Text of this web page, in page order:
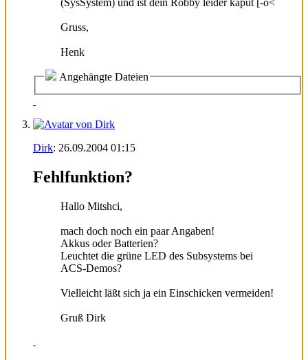
Gruss,
Henk
Angehängte Dateien
Dirk: 26.09.2004 01:15
Fehlfunktion?
Hallo Mitshci,
mach doch noch ein paar Angaben!
Akkus oder Batterien?
Leuchtet die grüne LED des Subsystems bei
ACS-Demos?
Vielleicht läßt sich ja ein Einschicken vermeiden!
Gruß Dirk